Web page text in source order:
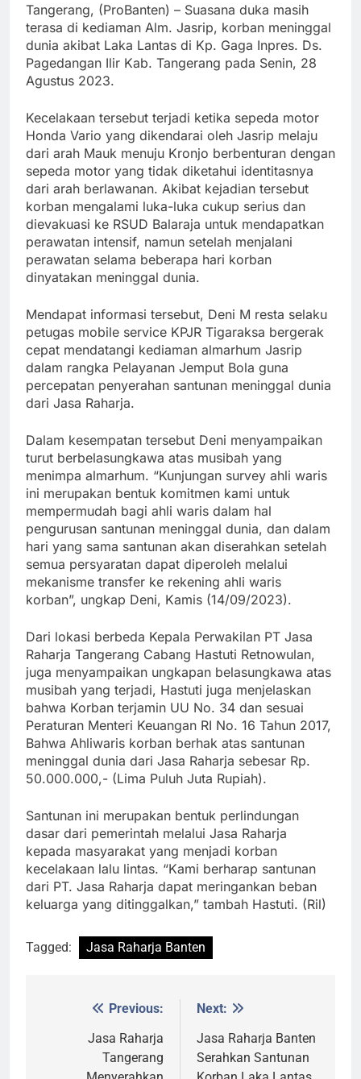
Tangerang, (ProBanten) – Suasana duka masih
terasa di kediaman Alm. Jasrip, korban meninggal
dunia akibat Laka Lantas di Kp. Gaga Inpres. Ds.
Pagedangan Ilir Kab. Tangerang pada Senin, 28
Agustus 2023.
Kecelakaan tersebut terjadi ketika sepeda motor
Honda Vario yang dikendarai oleh Jasrip melaju
dari arah Mauk menuju Kronjo berbenturan dengan
sepeda motor yang tidak diketahui identitasnya
dari arah berlawanan. Akibat kejadian tersebut
korban mengalami luka-luka cukup serius dan
dievakuasi ke RSUD Balaraja untuk mendapatkan
perawatan intensif, namun setelah menjalani
perawatan selama beberapa hari korban
dinyatakan meninggal dunia.
Mendapat informasi tersebut, Deni M resta selaku
petugas mobile service KPJR Tigaraksa bergerak
cepat mendatangi kediaman almarhum Jasrip
dalam rangka Pelayanan Jemput Bola guna
percepatan penyerahan santunan meninggal dunia
dari Jasa Raharja.
Dalam kesempatan tersebut Deni menyampaikan
turut berbelasungkawa atas musibah yang
menimpa almarhum. “Kunjungan survey ahli waris
ini merupakan bentuk komitmen kami untuk
mempermudah bagi ahli waris dalam hal
pengurusan santunan meninggal dunia, dan dalam
hari yang sama santunan akan diserahkan setelah
semua persyaratan dapat diperoleh melalui
mekanisme transfer ke rekening ahli waris
korban”, ungkap Deni, Kamis (14/09/2023).
Dari lokasi berbeda Kepala Perwakilan PT Jasa
Raharja Tangerang Cabang Hastuti Retnowulan,
juga menyampaikan ungkapan belasungkawa atas
musibah yang terjadi, Hastuti juga menjelaskan
bahwa Korban terjamin UU No. 34 dan sesuai
Peraturan Menteri Keuangan RI No. 16 Tahun 2017,
Bahwa Ahliwaris korban berhak atas santunan
meninggal dunia dari Jasa Raharja sebesar Rp.
50.000.000,- (Lima Puluh Juta Rupiah).
Santunan ini merupakan bentuk perlindungan
dasar dari pemerintah melalui Jasa Raharja
kepada masyarakat yang menjadi korban
kecelakaan lalu lintas. “Kami berharap santunan
dari PT. Jasa Raharja dapat meringankan beban
keluarga yang ditinggalkan,” tambah Hastuti. (Ril)
Tagged: Jasa Raharja Banten
navigation
Previous:
Jasa Raharja
Tangerang
Next:
Jasa Raharja Banten
Serahkan Santunan